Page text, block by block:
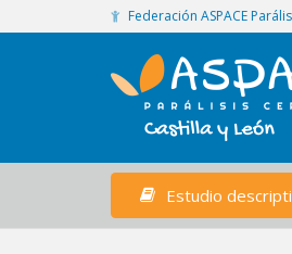
Federación ASPACE
Estudio